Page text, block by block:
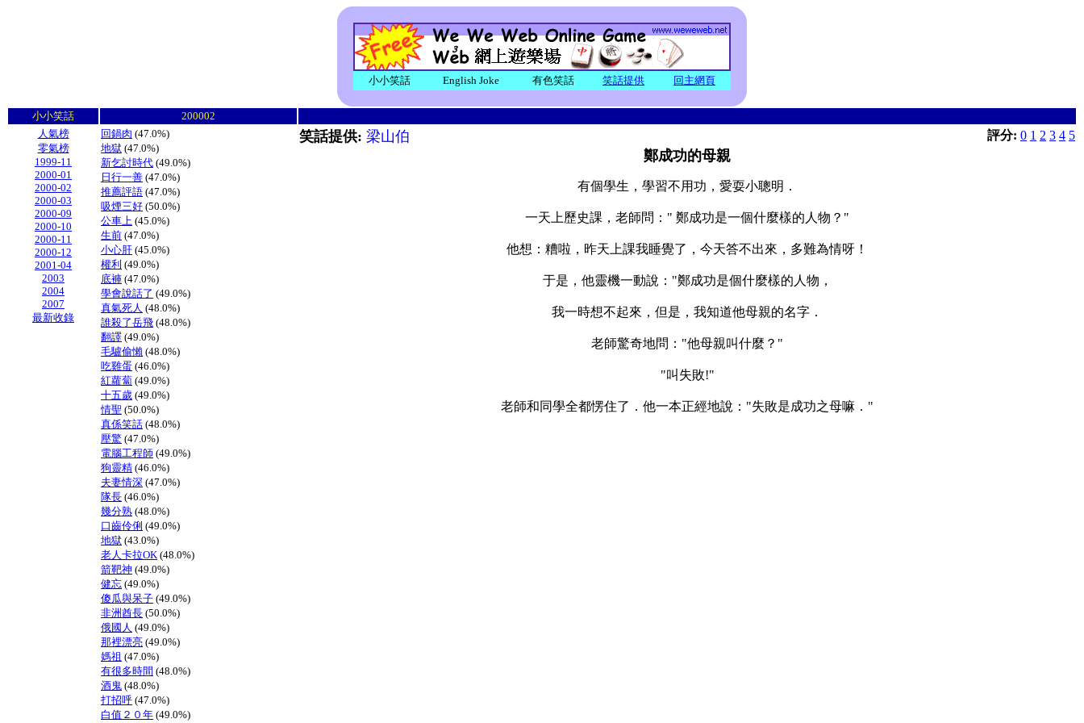
小小笑話 English Joke 有色笑話 笑話提供 回主網頁
小小笑話
200002
人氣榜
零氣榜
1999-11
2000-01
2000-02
2000-03
2000-09
2000-10
2000-11
2000-12
2001-04
2003
2004
2007
最新收錄
回鍋肉 (47.0%)
地獄 (47.0%)
新乞討時代 (49.0%)
日行一善 (47.0%)
推薦評語 (47.0%)
吸煙三好 (50.0%)
公車上 (45.0%)
生前 (47.0%)
小心肝 (45.0%)
權利 (49.0%)
底褲 (47.0%)
學會說話了 (49.0%)
真氣死人 (48.0%)
誰殺了岳飛 (48.0%)
翻譯 (49.0%)
毛驢偷懶 (48.0%)
吃雞蛋 (46.0%)
紅蘿蔔 (49.0%)
十五歲 (49.0%)
情聖 (50.0%)
真係笑話 (48.0%)
壓驚 (47.0%)
電腦工程師 (49.0%)
狗靈精 (46.0%)
夫妻情深 (47.0%)
隊長 (46.0%)
幾分熟 (48.0%)
口齒伶俐 (49.0%)
地獄 (43.0%)
老人卡拉OK (48.0%)
箭靶神 (49.0%)
健忘 (49.0%)
傻瓜與呆子 (49.0%)
非洲酋長 (50.0%)
俄國人 (49.0%)
那裡漂亮 (49.0%)
媽祖 (47.0%)
有很多時間 (48.0%)
酒鬼 (48.0%)
打招呼 (47.0%)
白值２０年 (49.0%)
笑話提供: 梁山伯 評分: 0 1 2 3 4 5
鄭成功的母親
有個學生，學習不用功，愛耍小聰明．
一天上歷史課，老師問：" 鄭成功是一個什麼樣的人物？"
他想：糟啦，昨天上課我睡覺了，今天答不出來，多難為情呀！
于是，他靈機一動說："鄭成功是個什麼樣的人物，
我一時想不起來，但是，我知道他母親的名字．
老師驚奇地問："他母親叫什麼？"
"叫失敗!"
老師和同學全都愣住了．他一本正經地說："失敗是成功之母嘛．"